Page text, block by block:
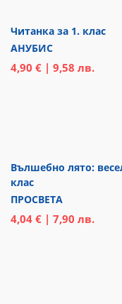
Читанка за 1. клас
АНУБИС
4,90 € | 9,58 лв.
Вълшебно лято:
клас
ПРОСВЕТА
4,04 € | 7,90 лв.